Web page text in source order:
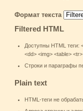
Формат текста
Filtered HTML
Доступны HTML теги:
<dd> <img> <table>
Строки и параграфы
Plain text
HTML-теги не